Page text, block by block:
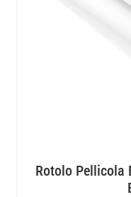
Rotolo Pellicola